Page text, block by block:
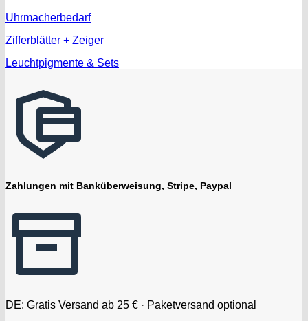
Uhrmacherbedarf
Zifferblätter + Zeiger
Leuchtpigmente & Sets
Zahlungen mit Banküberweisung, Stripe, Paypal
DE: Gratis Versand ab 25 € · Paketversand optional